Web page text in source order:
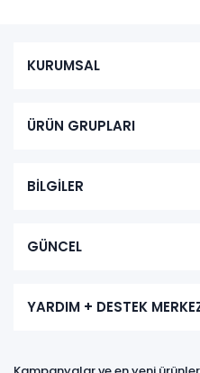
KURUMSAL
ÜRÜN GRUPLARI
BİLGİLER
GÜNCEL
YARDIM + DESTEK